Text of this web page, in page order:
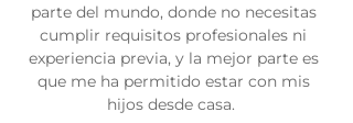
parte del mundo, donde no necesitas
cumplir requisitos profesionales ni
experiencia previa, y la mejor parte es
que me ha permitido estar con mis
hijos desde casa.